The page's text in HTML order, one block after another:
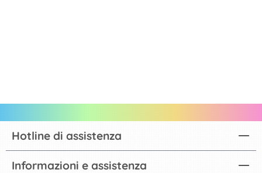
Hotline di assistenza
Informazioni e assistenza